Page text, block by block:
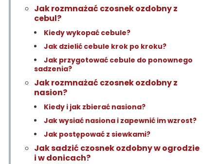
Jak rozmnażać czosnek ozdobny z
cebul?
Kiedy wykopać cebule?
Jak dzielić cebule krok po kroku?
Jak przygotować cebule do ponownego
sadzenia?
Jak rozmnażać czosnek ozdobny z
nasion?
Kiedy i jak zbierać nasiona?
Jak wysiać nasiona i zapewnić im wzrost?
Jak postępować z siewkami?
Jak sadzić czosnek ozdobny w ogrodzie
i w donicach?